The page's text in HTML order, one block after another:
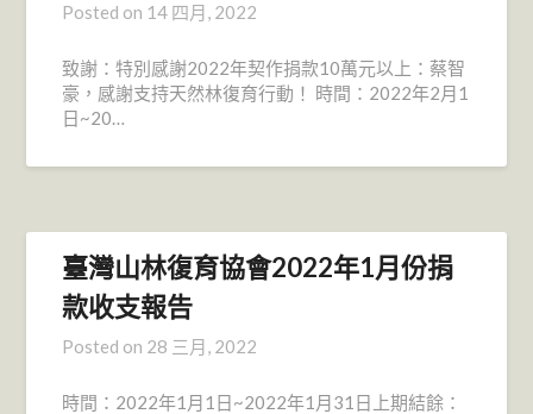
Posted on 14 四月, 2022
致謝：特別感謝2022年契作捐款10萬元以上：蔡智
豪，感謝支持天然林復育行動！ 時間：2022年2月1
日~20…
臺灣山林復育協會2022年1月份捐
款收支報告
Posted on 28 三月, 2022
時間：2022年1月1日~2022年1月31日上期結餘：